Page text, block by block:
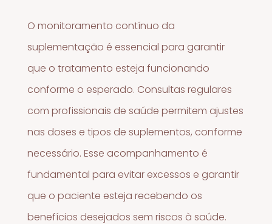
O monitoramento contínuo da
suplementação é essencial para garantir
que o tratamento esteja funcionando
conforme o esperado. Consultas regulares
com profissionais de saúde permitem ajustes
nas doses e tipos de suplementos, conforme
necessário. Esse acompanhamento é
fundamental para evitar excessos e garantir
que o paciente esteja recebendo os
benefícios desejados sem riscos à saúde.